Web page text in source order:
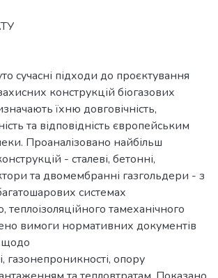
сучасні підходи до проєктування
конструкцій біогазових
їхню довговічність,
та відповідність європейським
Проаналізовано найбільш
- сталеві, бетонні,
та двомембранні газгольдери - з
системах
теплоізоляційного тамеханічного
вимоги нормативних документів
щодо
газонепроникності, опору